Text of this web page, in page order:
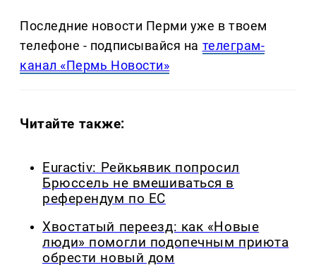
Последние новости Перми уже в твоем
телефоне - подписывайся на телеграм-
канал «Пермь Новости»
Читайте также:
Euractiv: Рейкьявик попросил
Брюссель не вмешиваться в
референдум по ЕС
Хвостатый переезд: как «Новые
люди» помогли подопечным приюта
обрести новый дом